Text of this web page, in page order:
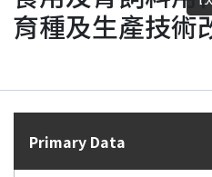
Researchers
Statistics
育種及生產技術
Primary Data